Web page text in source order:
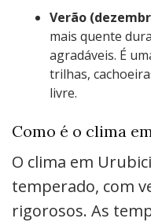
Verão
mais quente
agradáveis. É
trilhas,
livre.
Como é o clima
O clima em
temperado, com
rigorosos. As